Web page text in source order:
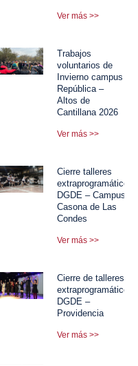
Ver más >>
Trabajos
voluntarios de
Invierno campus
República –
Altos de
Cantillana 2026
Ver más >>
Cierre talleres
extraprogramáticos
DGDE – Campus
Casona de Las
Condes
Ver más >>
Cierre de talleres
extraprogramáticos
DGDE –
Providencia
Ver más >>